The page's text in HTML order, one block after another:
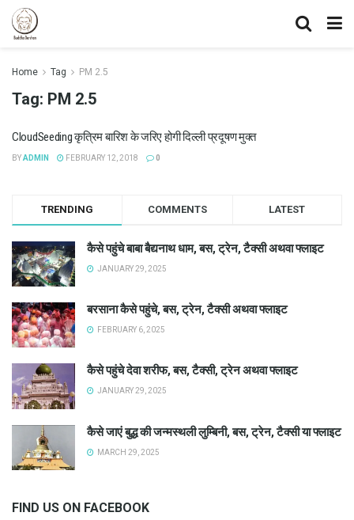
Home Tag PM 2.5
Tag: PM 2.5
CloudSeeding कृत्रिम बारिश के जरिए होगी दिल्ली प्रदूषण मुक्त
BYADMIN FEBRUARY 12, 2018 0
TRENDING COMMENTS LATEST
कैसे पहुंचे बाबा बैद्यनाथ धाम, बस, ट्रेन, टैक्सी अथवा फ्लाइट
JANUARY 29, 2025
बरसाना कैसे पहुंचे, बस, ट्रेन, टैक्सी अथवा फ्लाइट
FEBRUARY 6, 2025
कैसे पहुंचे देवा शरीफ, बस, टैक्सी, ट्रेन अथवा फ्लाइट
JANUARY 29, 2025
कैसे जाएं बुद्ध की जन्मस्थली लुम्बिनी, बस, ट्रेन, टैक्सी या फ्लाइट
MARCH 29, 2025
FIND US ON FACEBOOK